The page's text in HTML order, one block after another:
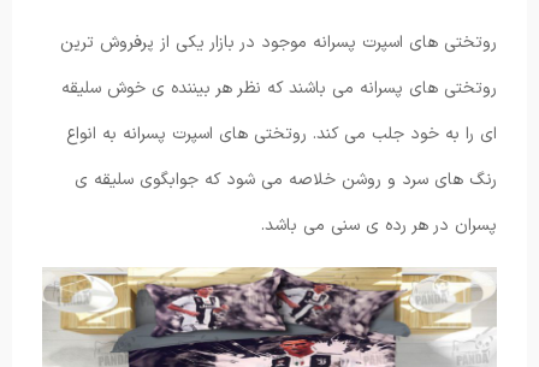
روتختی های اسپرت پسرانه موجود در بازار یکی از پرفروش ترین
روتختی های پسرانه می باشند که نظر هر بیننده ی خوش سلیقه
ای را به خود جلب می کند. روتختی های اسپرت پسرانه به انواع
رنگ های سرد و روشن خلاصه می شود که جوابگوی سلیقه ی
پسران در هر رده ی سنی می باشد.